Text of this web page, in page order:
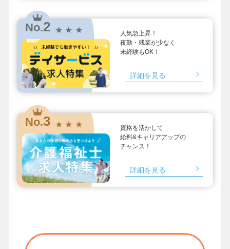
No.2 ★ ★ ★
人気急上昇！
夜勤・残業が少なく
未経験もOK！
詳細を見る
No.3 ★ ★ ★
資格を活かして
給料&キャリアアップの
チャンス！
詳細を見る